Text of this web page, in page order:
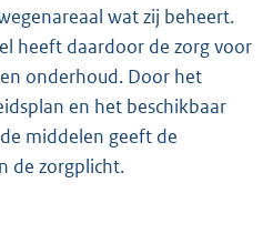
wat zij beheert.
heeft daardoor de zorg voor
onderhoud. Door het
en het beschikbaar
middelen geeft de
de zorgplicht.